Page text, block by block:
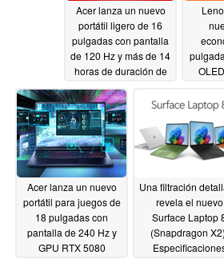
Acer lanza un nuevo
portátil ligero de 16
pulgadas con pantalla
de 120 Hz y más de 14
horas de duración de
06/04/2026
Acer lanza un nuevo
portátil para juegos de
18 pulgadas con
pantalla de 240 Hz y
GPU RTX 5080
Una filtración
revela el nuevo
Surface Laptop
(Snapdragon